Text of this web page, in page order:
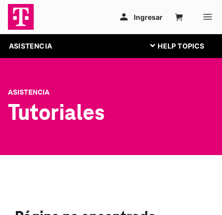
ASISTENCIA
ASISTENCIA
Tutoriales